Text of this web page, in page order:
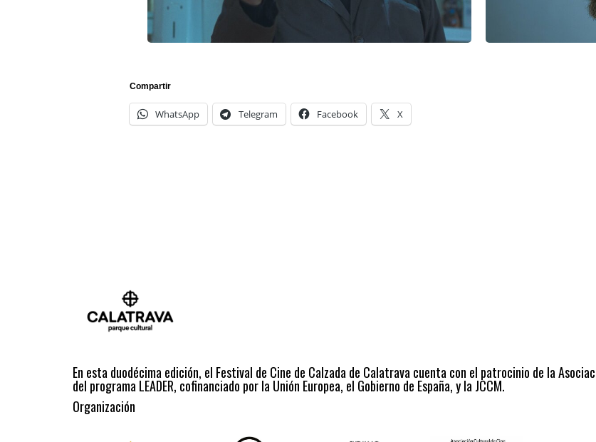
Compartir
WhatsApp Telegram Facebook X
En esta duodécima edición, el Festival de Cine de Calzada de Calatrava cuenta con el patrocinio de la
del programa LEADER, cofinanciado por la Unión Europea, el Gobierno de España, y la JCCM.
Organización